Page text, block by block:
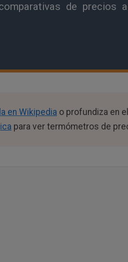
de precios
en Wikipedia o profundiza en
para ver termómetros de